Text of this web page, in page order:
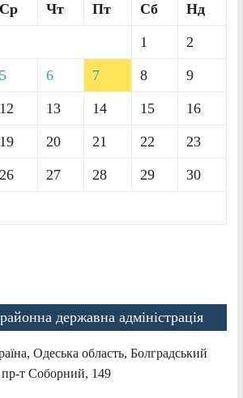
Ср Чт Пт Сб Нд
1 2
5 6 7 8 9
12 13 14 15 16
19 20 21 22 23
26 27 28 29 30
державна адміністрація
Одеська область, Болградський
т Соборний, 149